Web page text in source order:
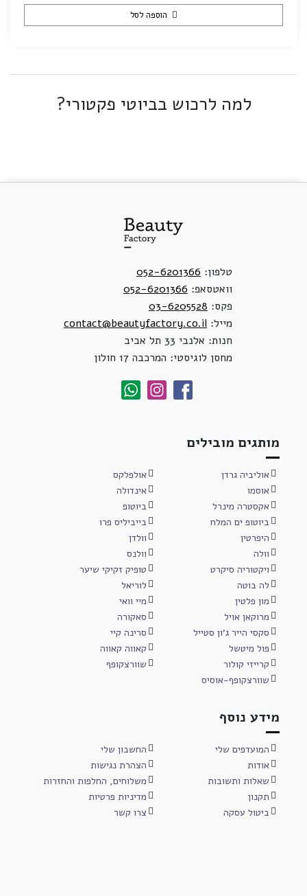
הוספה לסל
למה לרכוש בביוטי פקטורי?
טלפון: 052-6201366
וואטסאפ: 052-6201366
פקס: 03-6205528
מייל: contact@beautyfactory.co.il
חנות: אלנבי 33 תל אביב
מחסן לוגיסטי: המרכבה 17 חולון
מותגים מובילים
אוליביה גרדן
אולפלקס
אוסמו
אינדולה
אקסטרה מינרל
ביוטופ
ביוטופ ים המלח
בייביליס פרו
היפרטין
וולדן
וולה
וולנס
ויקטוריה סיקרט
טופיק זקיקי שיער
לה בוטה
לוריאל
מון פלטין
מיי וואי
מרוקאן אויל
סאקורה
סקסי הייר ג'ון סטייל
סרינה קיי
פול מיטשל
קאווה קאווה
קרייזי קולור
שוורצקופף
שוורצקופף-אוסיס
מידע נוסף
המועדפים שלי
החשבון שלי
אודות
הצהרת נגישות
שאלות ותשובות
משלוחים, החלפות והחזרות
תקנון
מדיניות פרטיות
ביטול עסקה
צרו קשר